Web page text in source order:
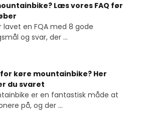
Læs vores FAQ før
lavet en FQA med 8 gode
og svar, der ...
køre mountainbike? Her
du svaret
er en fantastisk måde at
på, og der ...